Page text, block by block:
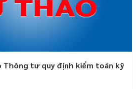
Thông tư quy định kiểm toán kỹ